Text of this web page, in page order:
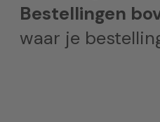
Bestellingen
waar je